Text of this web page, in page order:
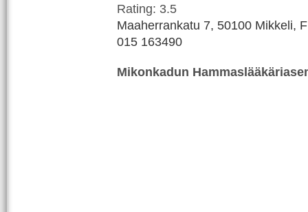
Rating: 3.5
Maaherrankatu 7, 50100 Mikkeli,
015 163490
Mikonkadun